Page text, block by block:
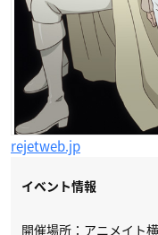
rejetweb.jp
イベント情報
開催場所：アニメイト